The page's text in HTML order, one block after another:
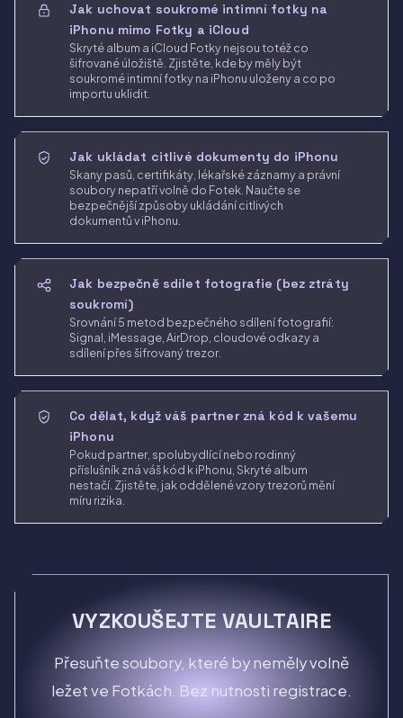
Jak uchovat soukromé intimní fotky na
iPhonu mimo Fotky a iCloud
Skryté album a iCloud Fotky nejsou totéž co
šifrované úložiště. Zjistěte, kde by měly být
soukromé intimní fotky na iPhonu uloženy a co po
importu uklidit.
Jak ukládat citlivé dokumenty do iPhonu
Skany pasů, certifikáty, lékařské záznamy a právní
soubory nepatří volně do Fotek. Naučte se
bezpečnější způsoby ukládání citlivých
dokumentů v iPhonu.
Jak bezpečně sdílet fotografie (bez ztráty
soukromí)
Srovnání 5 metod bezpečného sdílení fotografií:
Signal, iMessage, AirDrop, cloudové odkazy a
sdílení přes šifrovaný trezor.
Co dělat, když váš partner zná kód k vašemu
iPhonu
Pokud partner, spolubydlící nebo rodinný
příslušník zná váš kód k iPhonu, Skryté album
nestačí. Zjistěte, jak oddělené vzory trezorů mění
míru rizika.
VYZKOUŠEJTE VAULTAIRE
Přesuňte soubory, které by neměly volně
ležet ve Fotkách. Bez nutnosti registrace.